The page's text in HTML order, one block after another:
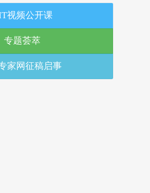
视频公开课
专题荟萃
家网征稿启事